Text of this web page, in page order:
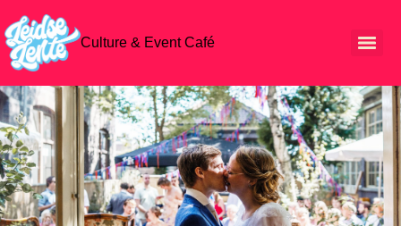
Culture & Event Café